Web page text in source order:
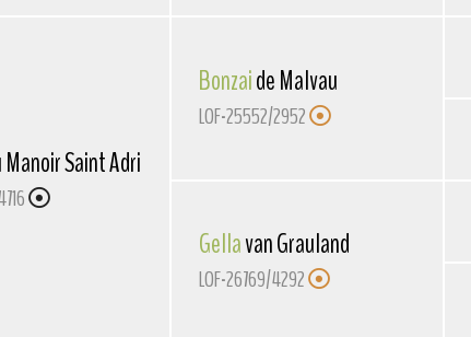
Saint Adrien
Bonzaide Malvau
LOF-25552/2952
Gellavan Grauland
LOF-26769/4292